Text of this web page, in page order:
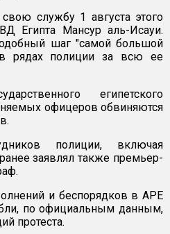
службу 1 августа этого
Египта Мансур аль-Исауи.
шаг "самой большой
в рядах полиции за всю ее
египетского
офицеров обвиняются
полиции, включая
заявлял также премьер-
и беспорядков в АРЕ
по официальным данным,
протеста.